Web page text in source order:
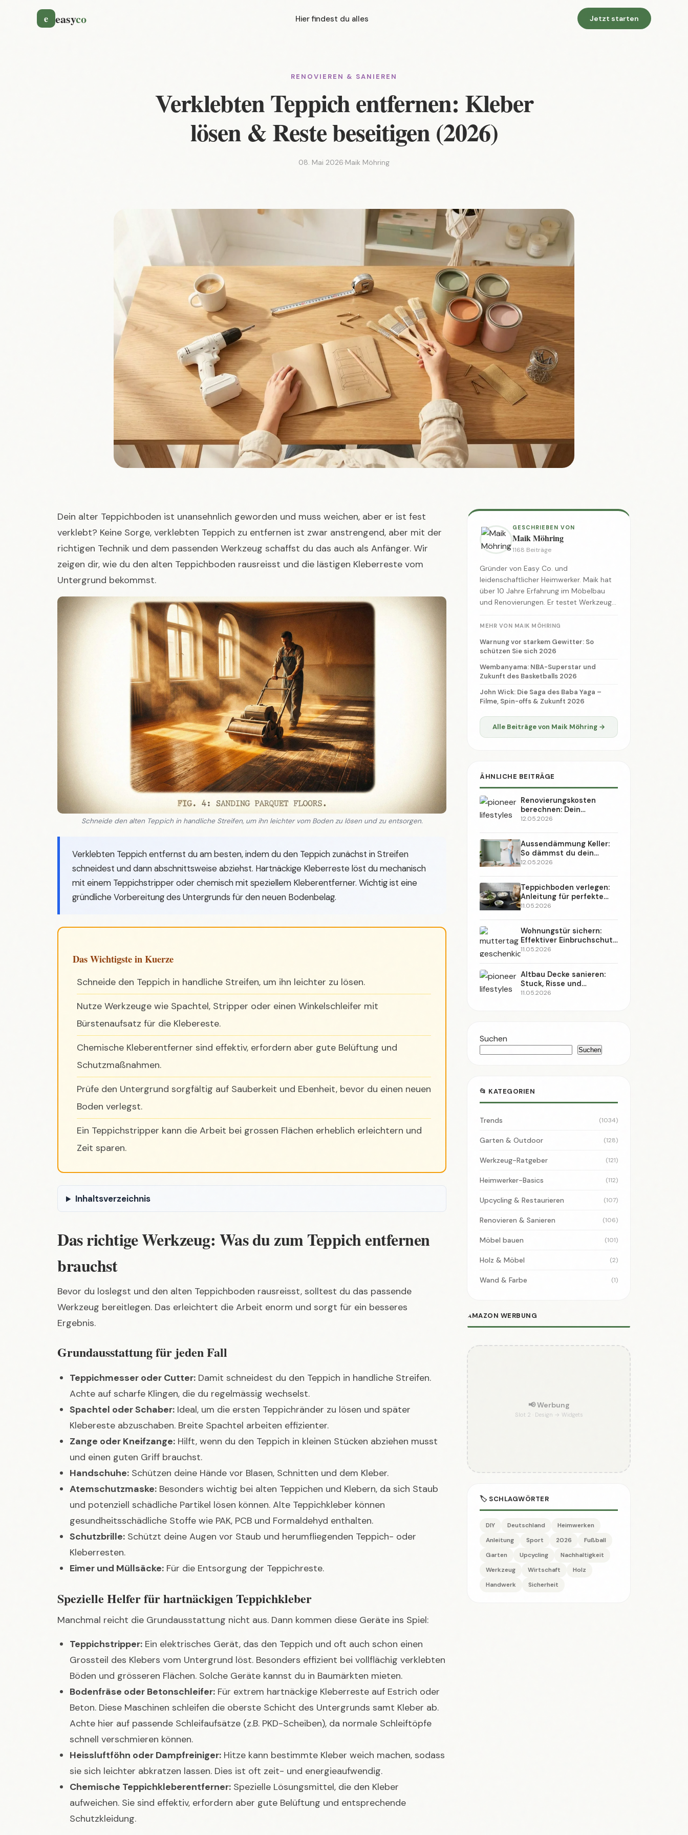
e easyco Hier findest du alles Jetzt starten
RENOVIEREN & SANIEREN
Verklebten Teppich entfernen: Kleber
lösen & Reste beseitigen (2026)
08. Mai 2026·Maik Möhring
Dein alter Teppichboden ist unansehnlich geworden und muss weichen, aber er ist fest
verklebt? Keine Sorge, verklebten Teppich zu entfernen ist zwar anstrengend, aber mit der
richtigen Technik und dem passenden Werkzeug schaffst du das auch als Anfänger. Wir
zeigen dir, wie du den alten Teppichboden rausreisst und die lästigen Kleberreste vom
Untergrund bekommst.
Schneide den alten Teppich in handliche Streifen, um ihn leichter vom Boden zu lösen und zu entsorgen.
Verklebten Teppich entfernst du am besten, indem du den Teppich zunächst in Streifen
schneidest und dann abschnittsweise abziehst. Hartnäckige Kleberreste löst du mechanisch
mit einem Teppichstripper oder chemisch mit speziellem Kleberentferner. Wichtig ist eine
gründliche Vorbereitung des Untergrunds für den neuen Bodenbelag.
Das Wichtigste in Kuerze
Schneide den Teppich in handliche Streifen, um ihn leichter zu lösen.
Nutze Werkzeuge wie Spachtel, Stripper oder einen Winkelschleifer mit
Bürstenaufsatz für die Klebereste.
Chemische Kleberentferner sind effektiv, erfordern aber gute Belüftung und
Schutzmaßnahmen.
Prüfe den Untergrund sorgfältig auf Sauberkeit und Ebenheit, bevor du einen neuen
Boden verlegst.
Ein Teppichstripper kann die Arbeit bei grossen Flächen erheblich erleichtern und
Zeit sparen.
Inhaltsverzeichnis
Das richtige Werkzeug: Was du zum Teppich entfernen
brauchst
Bevor du loslegst und den alten Teppichboden rausreisst, solltest du das passende
Werkzeug bereitlegen. Das erleichtert die Arbeit enorm und sorgt für ein besseres
Ergebnis.
Grundausstattung für jeden Fall
Teppichmesser oder Cutter: Damit schneidest du den Teppich in handliche Streifen.
Achte auf scharfe Klingen, die du regelmässig wechselst.
Spachtel oder Schaber: Ideal, um die ersten Teppichränder zu lösen und später
Klebereste abzuschaben. Breite Spachtel arbeiten effizienter.
Zange oder Kneifzange: Hilft, wenn du den Teppich in kleinen Stücken abziehen musst
und einen guten Griff brauchst.
Handschuhe: Schützen deine Hände vor Blasen, Schnitten und dem Kleber.
Atemschutzmaske: Besonders wichtig bei alten Teppichen und Klebern, da sich Staub
und potenziell schädliche Partikel lösen können. Alte Teppichkleber können
gesundheitsschädliche Stoffe wie PAK, PCB und Formaldehyd enthalten.
Schutzbrille: Schützt deine Augen vor Staub und herumfliegenden Teppich- oder
Kleberresten.
Eimer und Müllsäcke: Für die Entsorgung der Teppichreste.
Spezielle Helfer für hartnäckigen Teppichkleber
Manchmal reicht die Grundausstattung nicht aus. Dann kommen diese Geräte ins Spiel:
Teppichstripper: Ein elektrisches Gerät, das den Teppich und oft auch schon einen
Grossteil des Klebers vom Untergrund löst. Besonders effizient bei vollflächig verklebten
Böden und grösseren Flächen. Solche Geräte kannst du in Baumärkten mieten.
Bodenfräse oder Betonschleifer: Für extrem hartnäckige Kleberreste auf Estrich oder
Beton. Diese Maschinen schleifen die oberste Schicht des Untergrunds samt Kleber ab.
Achte hier auf passende Schleifaufsätze (z.B. PKD-Scheiben), da normale Schleiftöpfe
schnell verschmieren können.
Heissluftföhn oder Dampfreiniger: Hitze kann bestimmte Kleber weich machen, sodass
sie sich leichter abkratzen lassen. Dies ist oft zeit- und energieaufwendig.
Chemische Teppichkleberentferner: Spezielle Lösungsmittel, die den Kleber
aufweichen. Sie sind effektiv, erfordern aber gute Belüftung und entsprechende
Schutzkleidung.
GESCHRIEBEN VON
Maik Möhring
1168 Beiträge
Gründer von Easy Co. und
leidenschaftlicher Heimwerker. Maik hat
über 10 Jahre Erfahrung im Möbelbau
und Renovierungen. Er testet Werkzeuge,
jeder zum Macher werden kann.
MEHR VON MAIK MÖHRING
Warnung vor starkem Gewitter: So
schützen Sie sich 2026
Wembanyama: NBA-Superstar und
Zukunft des Basketballs 2026
John Wick: Die Saga des Baba Yaga –
Filme, Spin-offs & Zukunft 2026
Alle Beiträge von Maik Möhring →
ÄHNLICHE BEITRÄGE
Renovierungskosten
berechnen: Dein
Budgetplaner (2026)
12.05.2026
Aussendämmung Keller:
So dämmst du dein
Fundament richtig (2026)
12.05.2026
Teppichboden verlegen:
Anleitung für perfekte
Ergebnisse (2026)
11.05.2026
Wohnungstür sichern:
Effektiver Einbruchschutz
nachrüsten (2026)
11.05.2026
Altbau Decke sanieren:
Stuck, Risse und
abgehängte Decken
11.05.2026
Suchen
Suchen
📂 KATEGORIEN
Trends (1034)
Garten & Outdoor (128)
Werkzeug-Ratgeber (121)
Heimwerker-Basics (112)
Upcycling & Restaurieren (107)
Renovieren & Sanieren (106)
Möbel bauen (101)
Holz & Möbel (2)
Wand & Farbe (1)
AMAZON WERBUNG
📢 Werbung
Slot 2 · Design → Widgets
🏷️ SCHLAGWÖRTER
DIY Deutschland
Heimwerken
Anleitung
Sport 2026
Fußball
Garten
Upcycling
Nachhaltigkeit
Werkzeug
Wirtschaft
Holz
Handwerk
Sicherheit